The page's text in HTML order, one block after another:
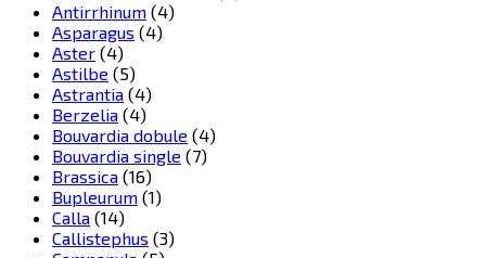
Antirrhinum (4)
Asparagus (4)
Aster (4)
Astilbe (5)
Astrantia (4)
Berzelia (4)
Bouvardia dobule (4)
Bouvardia single (7)
Brassica (16)
Bupleurum (1)
Calla (14)
Callistephus (3)